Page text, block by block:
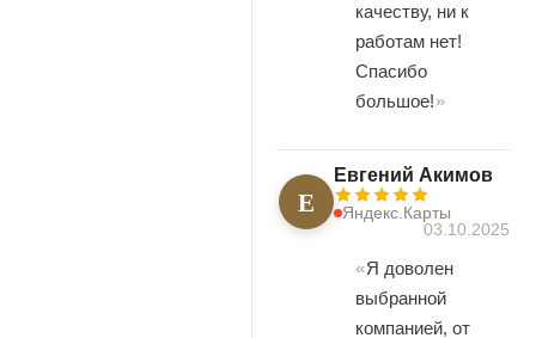
качеству, ни к
работам нет!
Спасибо
большое!
Е
Евгений Акимов
Яндекс.Карты
03.10.2025
Я доволен
выбранной
компанией, от